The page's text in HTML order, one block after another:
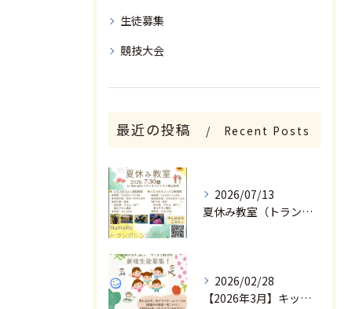
生徒募集
競技大会
最近の投稿 Recent Posts
2026/07/13
夏休み教室（トランポリン・運動教室、トランポリン・バク転教室）申込開始しました。
2026/02/28
【2026年3月】キッズ運動教室の体験会申込開始しました。